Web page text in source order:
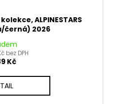
ALPINESTARS
2026
bez DPH
Kč